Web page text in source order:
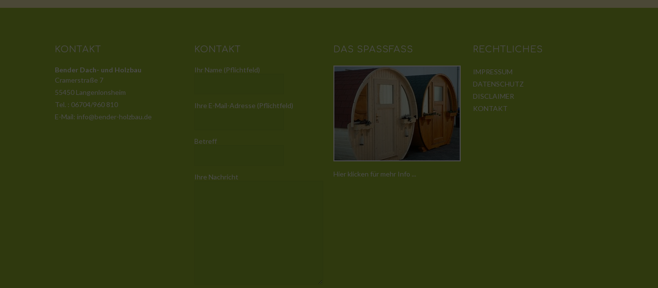
KONTAKT
Bender Dach- und Holzbau
Cramerstraße 7
55450 Langenlonsheim
Tel. : 06704/960 810
E-Mail: info@bender-holzbau.de
KONTAKT
Ihr Name (Pflichtfeld)
Ihre E-Mail-Adresse (Pflichtfeld)
Betreff
Ihre Nachricht
DAS SPASSFASS
Hier klicken für mehr Info ...
RECHTLICHES
IMPRESSUM
DATENSCHUTZ
DISCLAIMER
KONTAKT